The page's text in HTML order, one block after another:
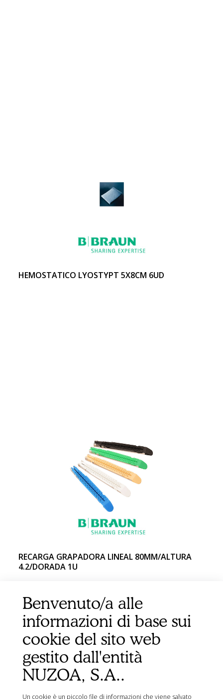
HEMOSTATICO LYOSTYPT 5X8CM 6UD
RECARGA GRAPADORA LINEAL 80MM/ALTURA
4.2/DORADA 1U
Benvenuto/a alle
informazioni di base sui
cookie del sito web
gestito dall'entità
NUZOA, S.A..
Un cookie è un piccolo file di informazioni che viene salvato